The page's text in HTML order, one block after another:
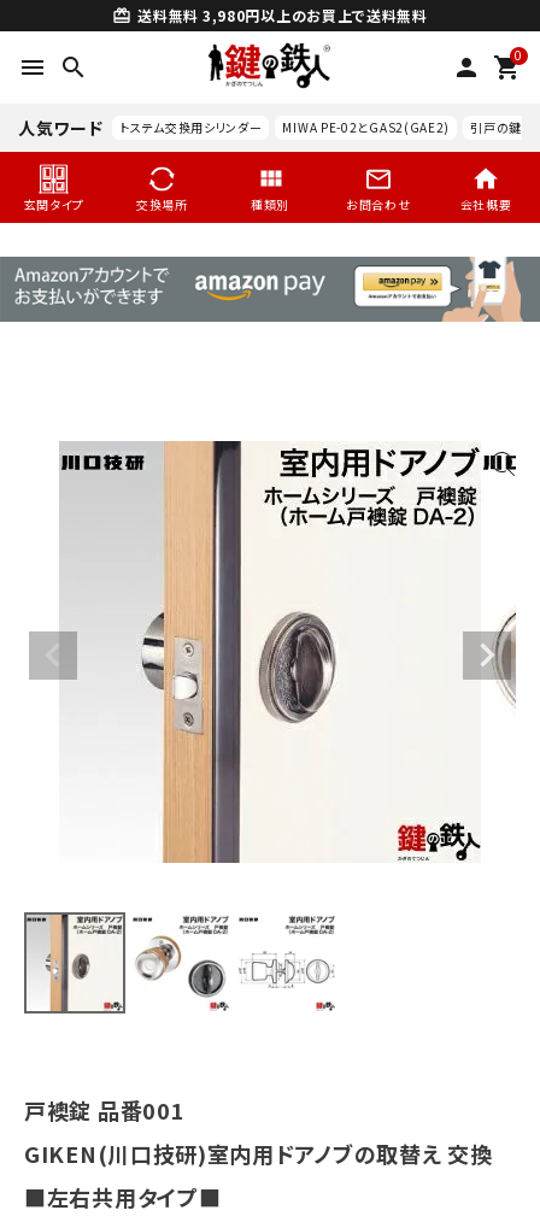
card_giftcard 送料無料 3,980円以上のお買上で送料無料
menu search person 0
shopping_cart
人気ワード トステム交換用シリンダー MIWA PE-02とGAS2(GAE2) 引戸の鍵交
玄関タイプ 交換場所 種類別 お問合わせ 会社概要
search
ドアノブの交換
レバーハンドル錠の交換
防犯対策
南京錠
ACCOUNT MENU
ようこそ ゲスト 様
戸襖錠 品番001
GIKEN(川口技研)室内用ドアノブの取替え 交換
■左右共用タイプ■